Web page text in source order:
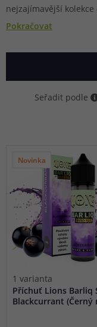
nejzajímavější
jednosložková
renomovaných
Pokračovat
Seřadit podle
Novinka
1 varianta
Příchuť Lions Barliq
Blackcurrant (Černý